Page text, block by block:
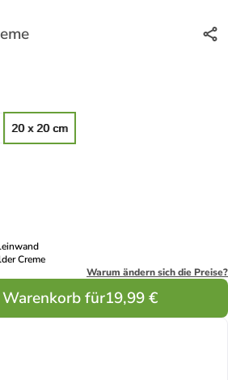
20 x 20 cm
Creme
Warum ändern sich die Preise?
Warenkorb für19,99 €